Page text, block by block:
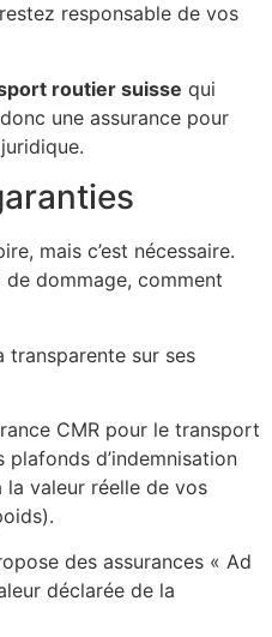
responsable de vos
routier suisse qui
une assurance pour
mais c’est nécessaire.
de dommage, comment
transparente sur ses
CMR pour le transport
d’indemnisation
valeur réelle de vos
des assurances « Ad
déclarée de la